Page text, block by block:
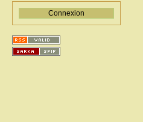
Connexion